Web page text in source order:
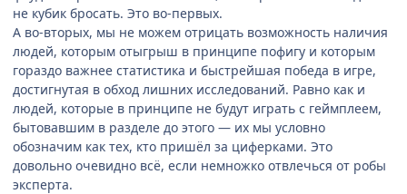
не кубик бросать. Это во-первых.
А во-вторых, мы не можем отрицать возможность наличия
людей, которым отыгрыш в принципе пофигу и которым
гораздо важнее статистика и быстрейшая победа в игре,
достигнутая в обход лишних исследований. Равно как и
людей, которые в принципе не будут играть с геймплеем,
бытовавшим в разделе до этого — их мы условно
обозначим как тех, кто пришёл за циферками. Это
довольно очевидно всё, если немножко отвлечься от робы
эксперта.